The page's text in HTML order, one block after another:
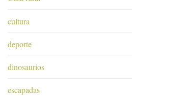
cultura
deporte
dinosaurios
escapadas